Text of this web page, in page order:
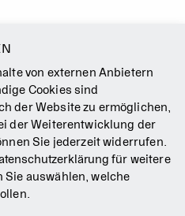
von externen Anbietern
Cookies sind
der Website zu ermöglichen,
der Weiterentwicklung der
Sie jederzeit widerrufen.
für weitere
auswählen, welche